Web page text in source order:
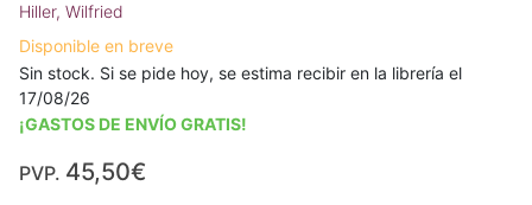
Hiller, Wilfried
Disponible en breve
Sin stock. Si se pide hoy, se estima recibir en la librería el
17/08/26
¡GASTOS DE ENVÍO GRATIS!
PVP. 45,50€